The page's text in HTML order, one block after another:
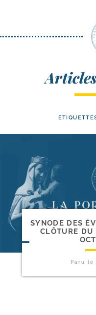
SYNODE DES
CLÔTURE DU
Paru le